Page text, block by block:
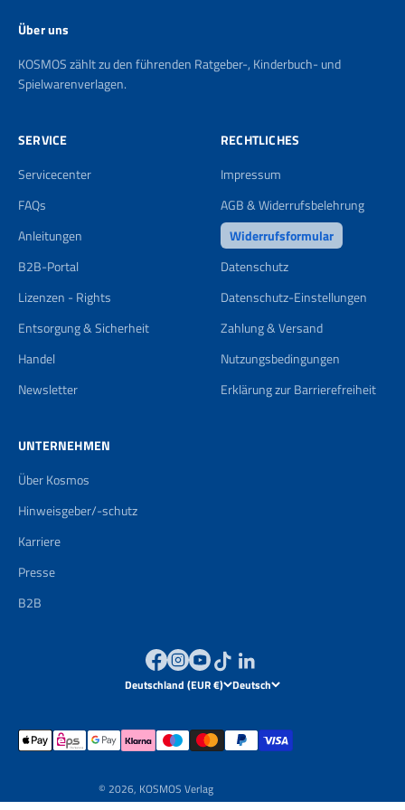
Über uns
KOSMOS zählt zu den führenden Ratgeber-, Kinderbuch- und
Spielwarenverlagen.
SERVICE
Servicecenter
FAQs
Anleitungen
B2B-Portal
Lizenzen - Rights
Entsorgung & Sicherheit
Handel
Newsletter
RECHTLICHES
Impressum
AGB & Widerrufsbelehrung
Widerrufsformular
Datenschutz
Datenschutz-Einstellungen
Zahlung & Versand
Nutzungsbedingungen
Erklärung zur Barrierefreiheit
UNTERNEHMEN
Über Kosmos
Hinweisgeber/-schutz
Karriere
Presse
B2B
Deutschland (EUR €) Deutsch
© 2026, KOSMOS Verlag
Powered byBrand Boosting GmbH